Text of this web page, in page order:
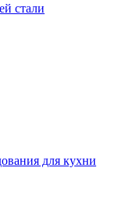
стали
для кухни